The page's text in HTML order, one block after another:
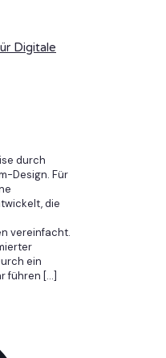
Digitale
durch
Design. Für
die
vereinfacht.
ein
führen […]